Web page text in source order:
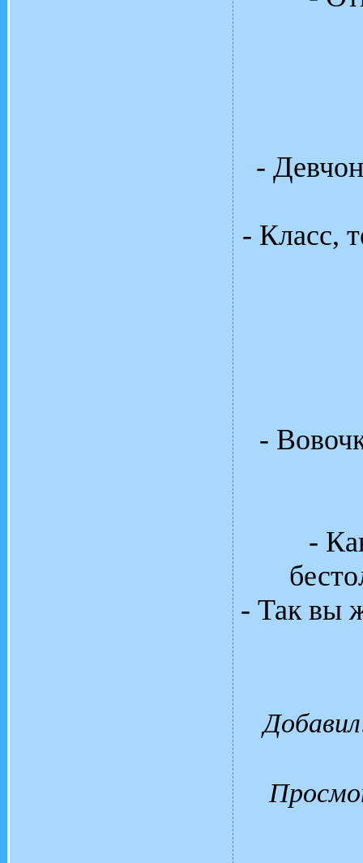
-
- Класс,
-
-
- Так вы
Добавил